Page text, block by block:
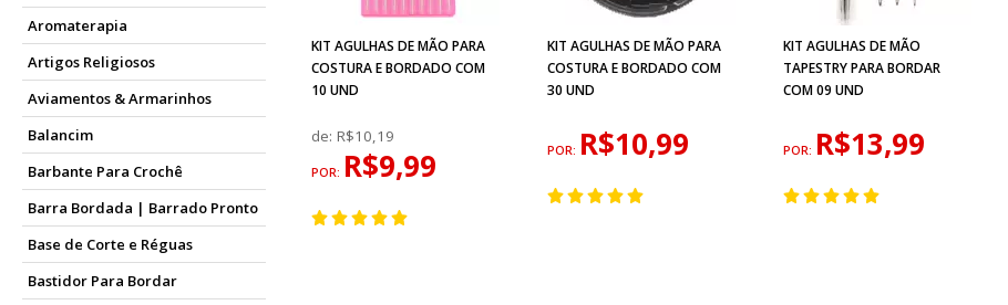
Aromaterapia
Artigos Religiosos
Aviamentos & Armarinhos
Balancim
Barbante Para Crochê
Barra Bordada | Barrado Pronto
Base de Corte e Réguas
Bastidor Para Bordar
KIT AGULHAS DE MÃO PARA
COSTURA E BORDADO COM
10 UND
de:R$10,19
POR: R$9,99
KIT AGULHAS DE MÃO PARA
COSTURA E BORDADO COM
30 UND
POR: R$10,99
KIT AGULHAS DE MÃO
TAPESTRY PARA BORDAR
COM 09 UND
POR: R$13,99